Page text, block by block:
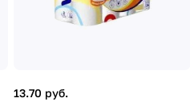
13.70 руб.